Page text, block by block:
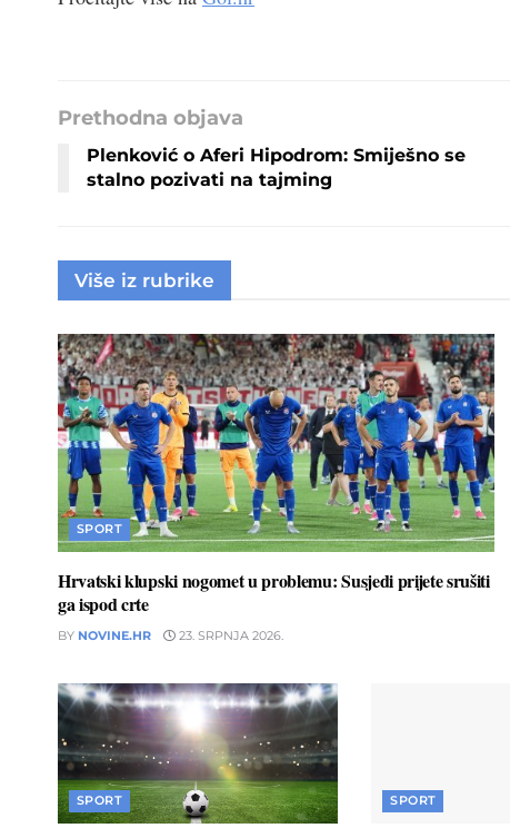
Prethodna objava
Plenković o Aferi Hipodrom: Smiješno se
stalno pozivati na tajming
Više iz rubrike
SPORT
Hrvatski klupski nogomet u problemu: Susjedi prijete srušiti
ga ispod crte
BY NOVINE.HR 23. SRPNJA 2026.
SPORT SPORT